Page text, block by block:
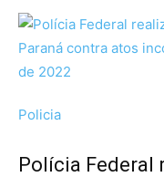
Policia
Polícia Federal